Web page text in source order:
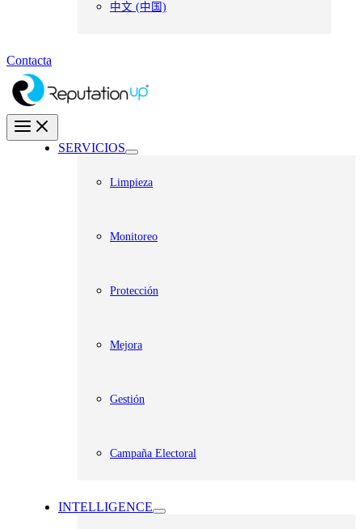
中文 (中国)
Contacta
SERVICIOS
Limpieza
Monitoreo
Protección
Mejora
Gestión
Campaña Electoral
INTELLIGENCE